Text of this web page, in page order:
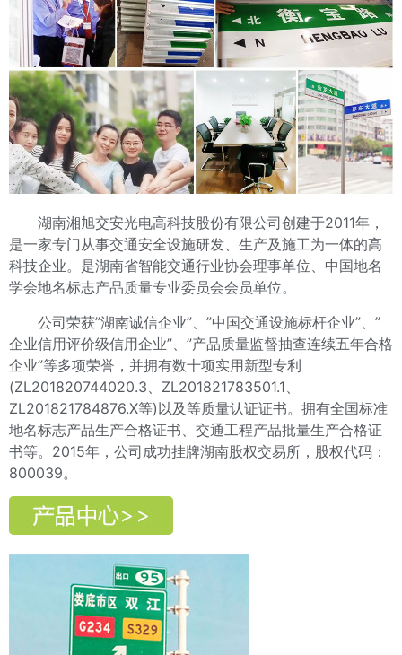
湖南湘旭交安光电高科技股份有限公司创建于2011年，
是一家专门从事交通安全设施研发、生产及施工为一体的高
科技企业。是湖南省智能交通行业协会理事单位、中国地名
学会地名标志产品质量专业委员会会员单位。
公司荣获”湖南诚信企业”、”中国交通设施标杆企业”、”
企业信用评价级信用企业”、”产品质量监督抽查连续五年合格
企业”等多项荣誉，并拥有数十项实用新型专利
(ZL201820744020.3、ZL201821783501.1、
ZL201821784876.X等)以及等质量认证证书。拥有全国标准
地名标志产品生产合格证书、交通工程产品批量生产合格证
书等。2015年，公司成功挂牌湖南股权交易所，股权代码：
800039。